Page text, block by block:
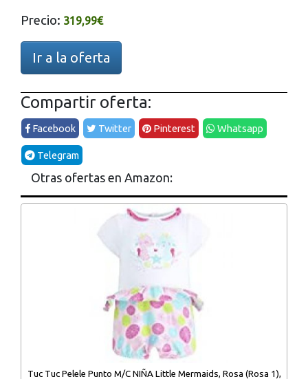
Precio: 319,99€
Ir a la oferta
Compartir oferta:
Facebook Twitter Pinterest Whatsapp
Telegram
Otras ofertas en Amazon:
Tuc Tuc Pelele Punto M/C NIÑA Little Mermaids, Rosa (Rosa 1),